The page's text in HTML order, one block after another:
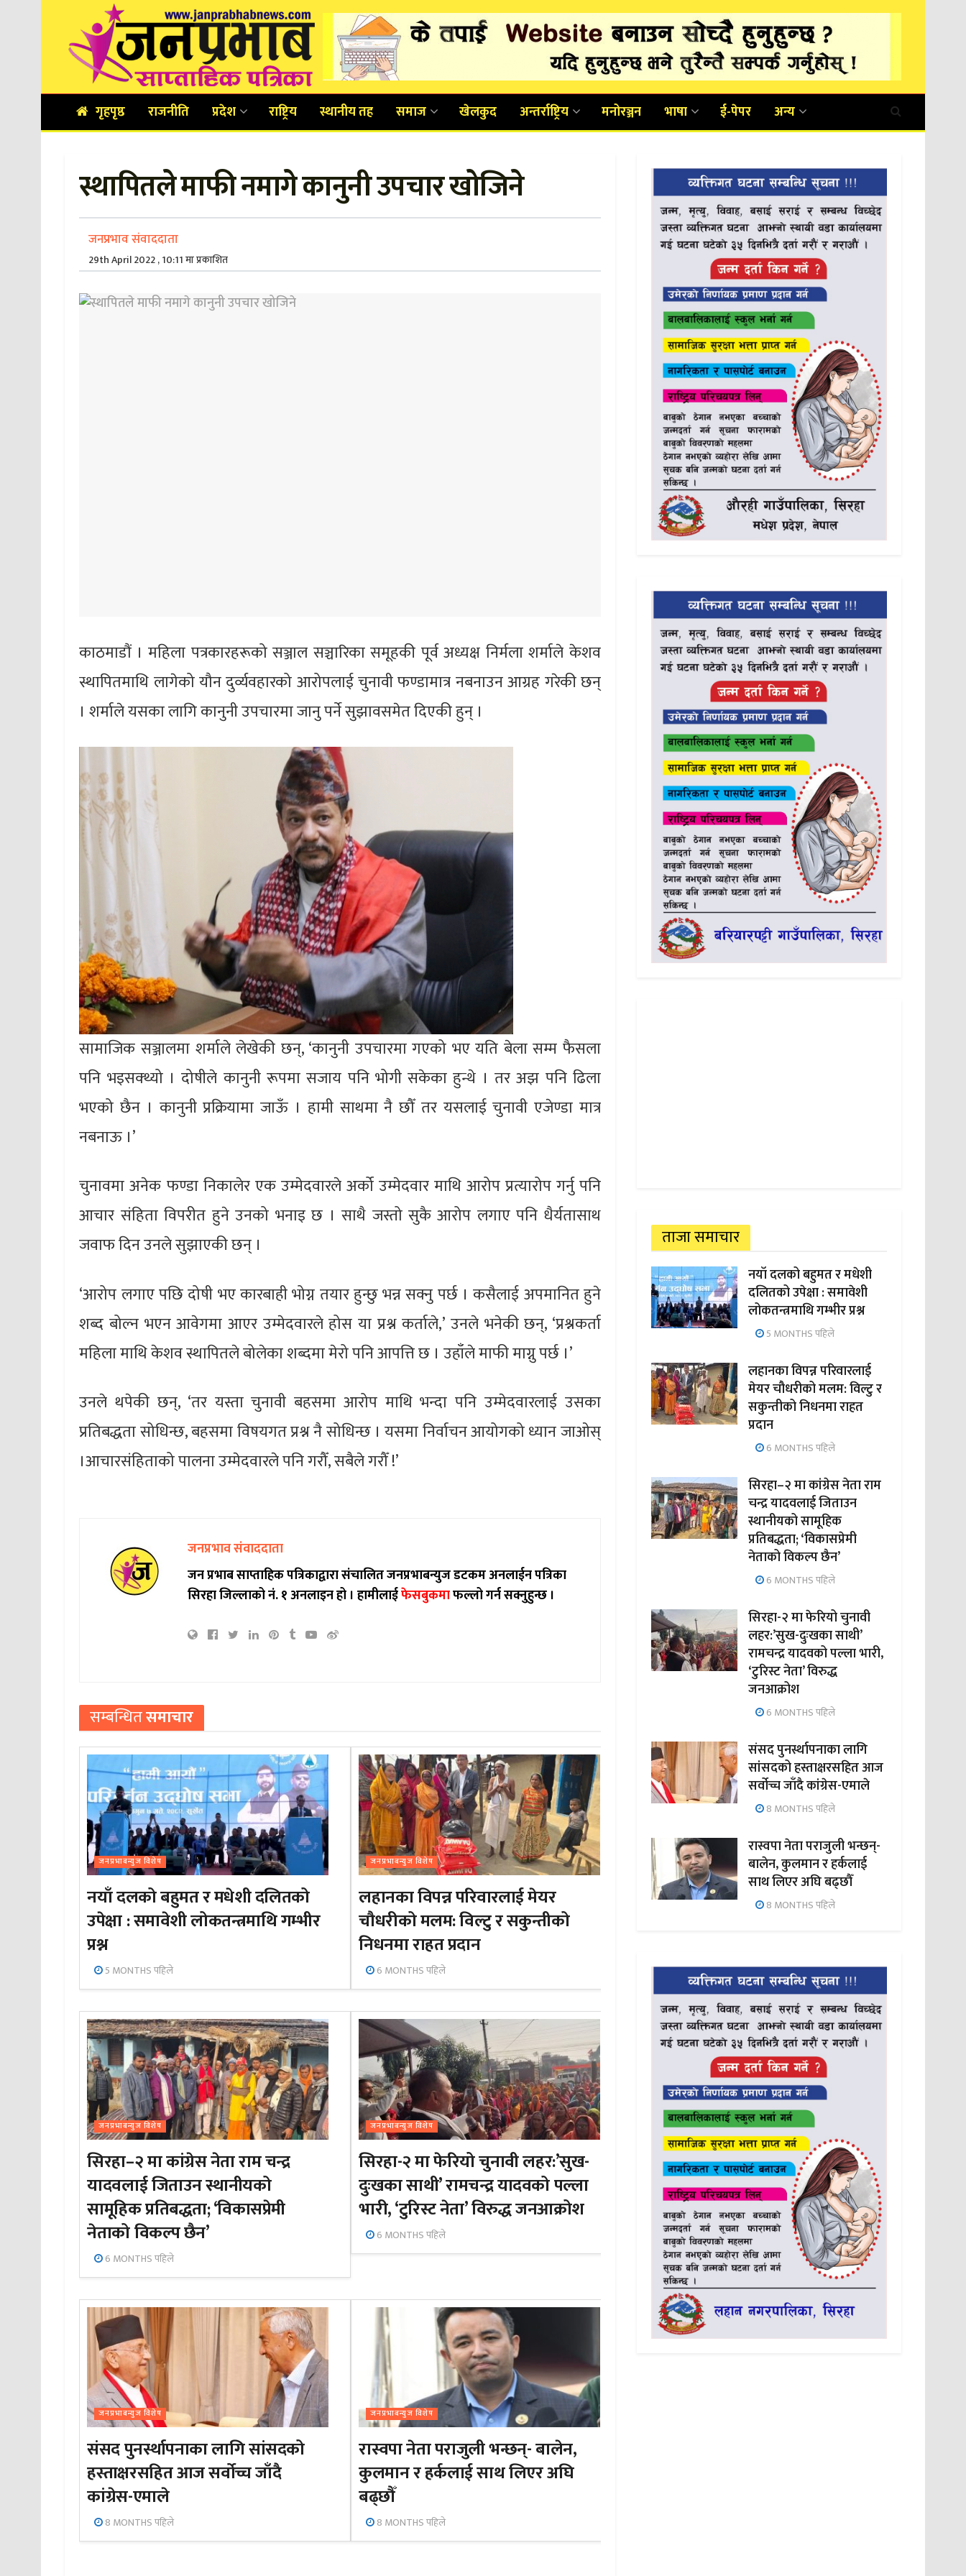
गृहपृष्ठ राजनीति प्रदेश राष्ट्रिय स्थानीय तह समाज खेलकुद अन्तर्राष्ट्रिय मनोरञ्जन भाषा ई-पेपर अन्य
स्थापितले माफी नमागे कानुनी उपचार खोजिने
जनप्रभाव संवाददाता
29th April 2022 , 10:11 मा प्रकाशित
काठमाडौं । महिला पत्रकारहरूको सञ्जाल सञ्चारिका समूहकी पूर्व अध्यक्ष निर्मला शर्माले केशव
स्थापितमाथि लागेको यौन दुर्व्यवहारको आरोपलाई चुनावी फण्डामात्र नबनाउन आग्रह गरेकी छन्
। शर्माले यसका लागि कानुनी उपचारमा जानु पर्ने सुझावसमेत दिएकी हुन् ।
सामाजिक सञ्जालमा शर्माले लेखेकी छन्, ‘कानुनी उपचारमा गएको भए यति बेला सम्म फैसला
पनि भइसक्थ्यो । दोषीले कानुनी रूपमा सजाय पनि भोगी सकेका हुन्थे । तर अझ पनि ढिला
भएको छैन । कानुनी प्रक्रियामा जाऊँ । हामी साथमा नै छौँ तर यसलाई चुनावी एजेण्डा मात्र
नबनाऊ ।’
चुनावमा अनेक फण्डा निकालेर एक उम्मेदवारले अर्को उम्मेदवार माथि आरोप प्रत्यारोप गर्नु पनि
आचार संहिता विपरीत हुने उनको भनाइ छ । साथै जस्तो सुकै आरोप लगाए पनि धैर्यतासाथ
जवाफ दिन उनले सुझाएकी छन् ।
‘आरोप लगाए पछि दोषी भए कारबाही भोग्न तयार हुन्छु भन्न सक्नु पर्छ । कसैलाई अपमानित हुने
शब्द बोल्न भएन आवेगमा आएर उम्मेदवारले होस या प्रश्न कर्ताले,’ उनले भनेकी छन्, ‘प्रश्नकर्ता
महिला माथि केशव स्थापितले बोलेका शब्दमा मेरो पनि आपत्ति छ । उहाँले माफी माग्नु पर्छ ।’
उनले थपेकी छन्, ‘तर यस्ता चुनावी बहसमा आरोप माथि भन्दा पनि उम्मेदवारलाई उसका
प्रतिबद्धता सोधिन्छ, बहसमा विषयगत प्रश्न नै सोधिन्छ । यसमा निर्वाचन आयोगको ध्यान जाओस्
।आचारसंहिताको पालना उम्मेदवारले पनि गरौँ, सबैले गरौँ !’
जनप्रभाव संवाददाता
जन प्रभाब साप्ताहिक पत्रिकाद्वारा संचालित जनप्रभाबन्युज डटकम अनलाईन पत्रिका
सिरहा जिल्लाको नं. १ अनलाइन हो ।हामीलाईफेसबुकमाफल्लो गर्न सक्नुहुन्छ ।
सम्बन्धितसमाचार
जनप्रभाबन्युज विशेष
नयाँ दलको बहुमत र मधेशी दलितको
उपेक्षा : समावेशी लोकतन्त्रमाथि गम्भीर
प्रश्न
5 MONTHS पहिले
जनप्रभाबन्युज विशेष
लहानका विपन्न परिवारलाई मेयर
चौधरीको मलम: विल्टु र सकुन्तीको
निधनमा राहत प्रदान
6 MONTHS पहिले
जनप्रभाबन्युज विशेष
सिरहा–२ मा कांग्रेस नेता राम चन्द्र
यादवलाई जिताउन स्थानीयको
सामूहिक प्रतिबद्धता; ‘विकासप्रेमी
नेताको विकल्प छैन’
6 MONTHS पहिले
जनप्रभाबन्युज विशेष
सिरहा-२ मा फेरियो चुनावी लहर:’सुख-
दुःखका साथी’ रामचन्द्र यादवको पल्ला
भारी, ‘टुरिस्ट नेता’ विरुद्ध जनआक्रोश
6 MONTHS पहिले
जनप्रभाबन्युज विशेष
संसद पुनर्स्थापनाका लागि सांसदको
हस्ताक्षरसहित आज सर्वोच्च जाँदै
कांग्रेस-एमाले
8 MONTHS पहिले
जनप्रभाबन्युज विशेष
रास्वपा नेता पराजुली भन्छन्- बालेन,
कुलमान र हर्कलाई साथ लिएर अघि
बढ्छौँ
8 MONTHS पहिले
ताजा समाचार
नयाँ दलको बहुमत र मधेशी
दलितको उपेक्षा : समावेशी
लोकतन्त्रमाथि गम्भीर प्रश्न
5 MONTHS पहिले
लहानका विपन्न परिवारलाई
मेयर चौधरीको मलम: विल्टु र
सकुन्तीको निधनमा राहत
प्रदान
6 MONTHS पहिले
सिरहा–२ मा कांग्रेस नेता राम
चन्द्र यादवलाई जिताउन
स्थानीयको सामूहिक
प्रतिबद्धता; ‘विकासप्रेमी
नेताको विकल्प छैन’
6 MONTHS पहिले
सिरहा-२ मा फेरियो चुनावी
लहर:’सुख-दुःखका साथी’
रामचन्द्र यादवको पल्ला भारी,
‘टुरिस्ट नेता’ विरुद्ध
जनआक्रोश
6 MONTHS पहिले
संसद पुनर्स्थापनाका लागि
सांसदको हस्ताक्षरसहित आज
सर्वोच्च जाँदै कांग्रेस-एमाले
8 MONTHS पहिले
रास्वपा नेता पराजुली भन्छन्-
बालेन, कुलमान र हर्कलाई
साथ लिएर अघि बढ्छौँ
8 MONTHS पहिले